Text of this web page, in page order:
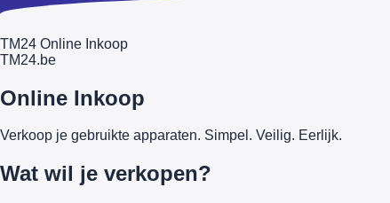
TM24 Online Inkoop
TM24.be
Online Inkoop
Verkoop je gebruikte apparaten. Simpel. Veilig. Eerlijk.
Wat wil je verkopen?